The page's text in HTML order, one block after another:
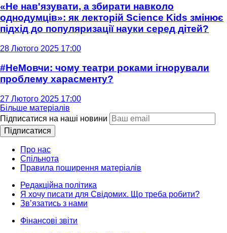
«Не нав'язувати, а збирати навколо
однодумців»: як лекторій Science Kids змінює
підхід до популяризації науки серед дітей?
28 Лютого 2025 17:00
#НеМовчи: чому театри роками ігнорували
проблему харасменту?
27 Лютого 2025 17:00
Більше матеріалів
Підписатися на наші новини
Підписатися
Про нас
Спільнота
Правила поширення матеріалів
Редакційна політика
Я хочу писати для Свідомих. Що треба робити?
Зв’язатись з нами
Фінансові звіти